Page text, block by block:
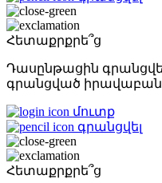
Հետաքրքրե՞ց
Դասընթացին
գրանցված
մուտք
գրանցվել
Հետաքրքրե՞ց